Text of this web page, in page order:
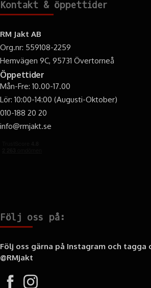
Kontakt & öppettider
RM Jakt AB
Org.nr: 559108-2259
Hemvägen 9C, 95731 Övertorneå
Öppettider
Mån-Fre: 10.00-17.00
Lör: 10:00-14:00 (Augusti-Oktober)
010-188 20 20
info@rmjakt.se
Följ oss på:
Följ oss gärna på Instagram och tagga
@RMjakt